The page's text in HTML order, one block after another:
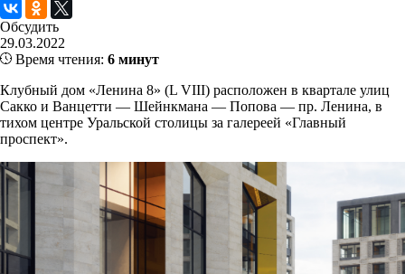
Обсудить
29.03.2022
Время чтения: 6 минут
Клубный дом «Ленина 8» (L VIII) расположен в квартале улиц
Сакко и Ванцетти — Шейнкмана — Попова — пр. Ленина, в
тихом центре Уральской столицы за галереей «Главный
проспект».